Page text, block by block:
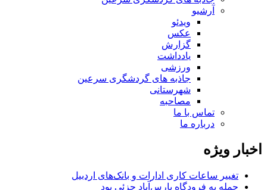
آرشیو
ویدئو
عکس
گزارش
یادداشت
ورزشی
جاذبه های گردشگری سرعین
شهرستانی
مصاحبه
تماس با ما
درباره ما
اخبار ویژه
تغییر ساعات کاری ادارات و بانک‌های اردبیل
حمله به فرودگاه پارس‌‌آباد جزئی بود